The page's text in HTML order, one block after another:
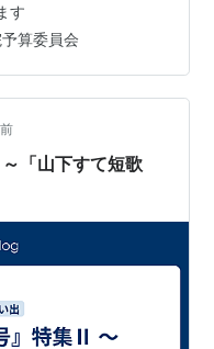
字の「つぶやき」と
記録『ひと言・人・
す
算委員会
「山下すて短歌